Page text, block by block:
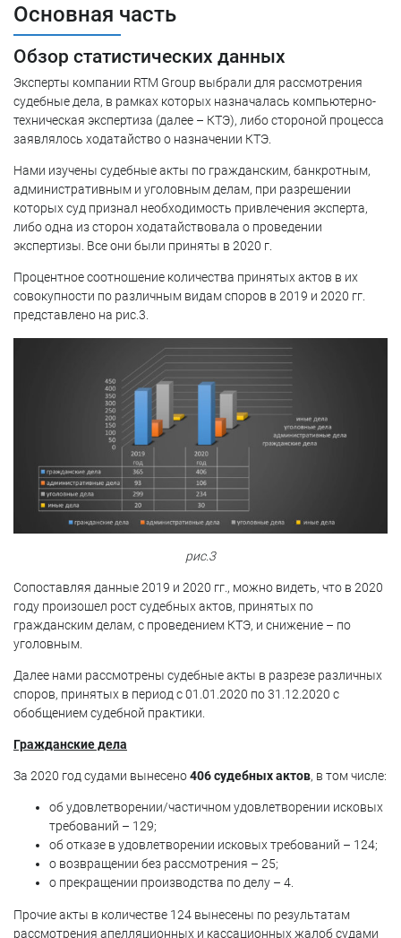
Основная часть
Обзор статистических данных
Эксперты компании RTM Group выбрали для рассмотрения
судебные дела, в рамках которых назначалась компьютерно-
техническая экспертиза (далее – КТЭ), либо стороной процесса
заявлялось ходатайство о назначении КТЭ.
Нами изучены судебные акты по гражданским, банкротным,
административным и уголовным делам, при разрешении
которых суд признал необходимость привлечения эксперта,
либо одна из сторон ходатайствовала о проведении
экспертизы. Все они были приняты в 2020 г.
Процентное соотношение количества принятых актов в их
совокупности по различным видам споров в 2019 и 2020 гг.
представлено на рис.3.
рис.3
Сопоставляя данные 2019 и 2020 гг., можно видеть, что в 2020
году произошел рост судебных актов, принятых по
гражданским делам, с проведением КТЭ, и снижение – по
уголовным.
Далее нами рассмотрены судебные акты в разрезе различных
споров, принятых в период с 01.01.2020 по 31.12.2020 с
обобщением судебной практики.
Гражданские дела
За 2020 год судами вынесено406 судебных актов, в том числе:
об удовлетворении/частичном удовлетворении исковых
требований – 129;
об отказе в удовлетворении исковых требований – 124;
о возвращении без рассмотрения – 25;
о прекращении производства по делу – 4.
Прочие акты в количестве 124 вынесены по результатам
рассмотрения апелляционных и кассационных жалоб судами